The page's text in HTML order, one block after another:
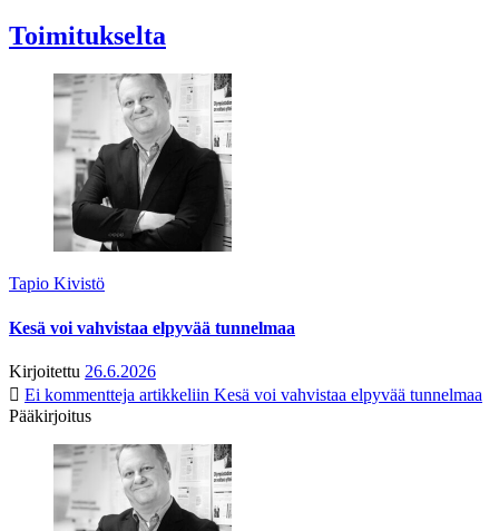
Toimitukselta
Tapio Kivistö
Kesä voi vahvistaa elpyvää tunnelmaa
Kirjoitettu 26.6.2026
Ei kommentteja artikkeliin Kesä voi vahvistaa elpyvää tunnelmaa
Pääkirjoitus